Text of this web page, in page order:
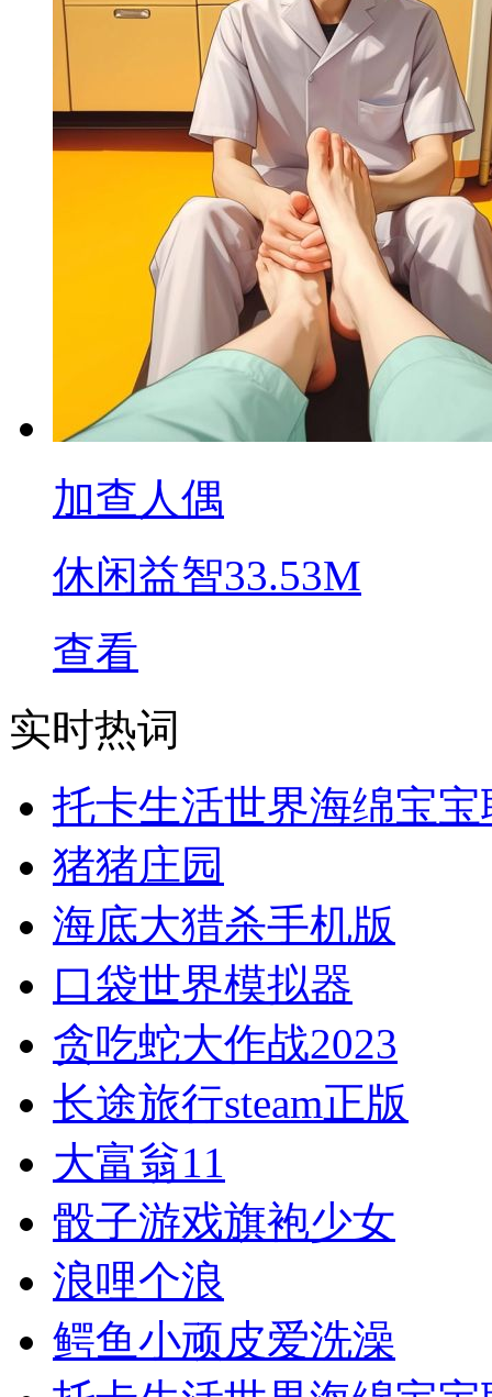
加查人偶
休闲益智33.53M
查看
实时热词
托卡生活世界海绵宝
猪猪庄园
海底大猎杀手机版
口袋世界模拟器
贪吃蛇大作战2023
长途旅行steam正版
大富翁11
骰子游戏旗袍少女
浪哩个浪
鳄鱼小顽皮爱洗澡